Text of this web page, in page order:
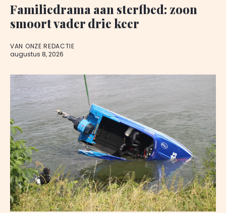
Familiedrama aan sterfbed: zoon
smoort vader drie keer
VAN ONZE REDACTIE
augustus 8, 2026